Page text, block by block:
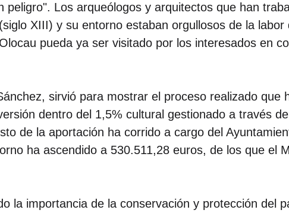
Los arqueólogos y arquitectos que han
XIII) y su entorno estaban orgullosos de la labor
pueda ya ser visitado por los interesados en
sirvió para mostrar el proceso realizado que
dentro del 1,5% cultural gestionado a través
de la aportación ha corrido a cargo del
ha ascendido a 530.511,28 euros, de los que el
la importancia de la conservación y protección del